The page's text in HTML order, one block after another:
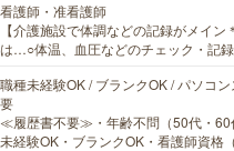
看護師・准看護師
【介護施設で体調などの記録がメイ
は…○体温、血圧などのチェック・記
職種未経験OK / ブランクOK / パソコ
要
≪履歴書不要≫・年齢不問（50代・60
未経験OK・ブランクOK・看護師資格